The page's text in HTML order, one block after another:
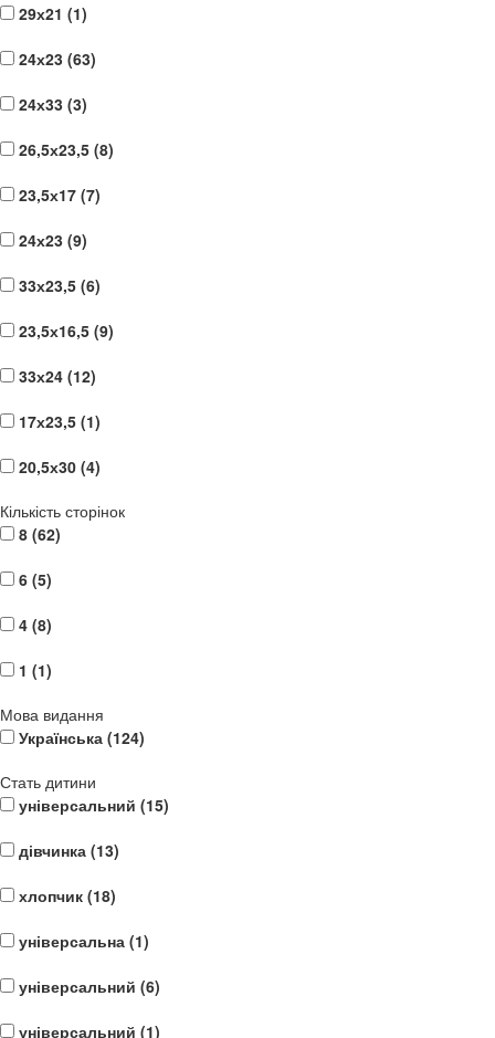
29х21 (1)
24х23 (63)
24х33 (3)
26,5х23,5 (8)
23,5х17 (7)
24х23 (9)
33х23,5 (6)
23,5х16,5 (9)
33х24 (12)
17х23,5 (1)
20,5х30 (4)
Кількість сторінок
8 (62)
6 (5)
4 (8)
1 (1)
Мова видання
Українська (124)
Стать дитини
універсальний (15)
дівчинка (13)
хлопчик (18)
універсальна (1)
універсальний (6)
універсальний (1)